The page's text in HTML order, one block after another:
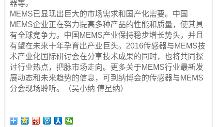
器等。
MEMS已显现出巨大的市场需求和国产化需要。中国
MEMS企业正在努力提高多种产品的性能和质量，使其具
有全球竞争力。中国MEMS产业保持稳步增长势头，并且
有望在未来十年孕育出产业巨头。2016传感器与MEMS技
术产业化国际研讨会在分享技术成果的同时，也将共同探
讨行业热点，把脉市场走向。更多关于MEMS行业最新发
展动态和未来趋势的信息，可到纳博会的传感器与MEMS
分会现场聆听。（吴小纳 傅星纳）